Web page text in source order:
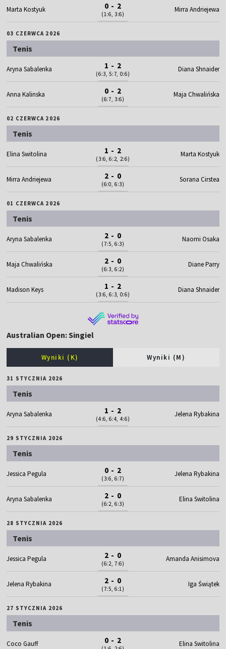
Marta Kostyuk 0 - 2
(1:6, 3:6)
Mirra Andriejewa
03 CZERWCA 2026
Tenis
Aryna Sabalenka 1 - 2
(6:3, 5:7, 0:6)
Diana Shnaider
Anna Kalinska 0 - 2
(6:7, 3:6)
Maja Chwalińska
02 CZERWCA 2026
Tenis
Elina Switolina 1 - 2
(3:6, 6:2, 2:6)
Marta Kostyuk
Mirra Andriejewa 2 - 0
(6:0, 6:3)
Sorana Cirstea
01 CZERWCA 2026
Tenis
Aryna Sabalenka 2 - 0
(7:5, 6:3)
Naomi Osaka
Maja Chwalińska 2 - 0
(6:3, 6:2)
Diane Parry
Madison Keys 1 - 2
(3:6, 6:3, 0:6)
Diana Shnaider
Australian Open: Singiel
Wyniki (K) Wyniki (M)
31 STYCZNIA 2026
Tenis
Aryna Sabalenka 1 - 2
(4:6, 6:4, 4:6)
Jelena Rybakina
29 STYCZNIA 2026
Tenis
Jessica Pegula 0 - 2
(3:6, 6:7)
Jelena Rybakina
Aryna Sabalenka 2 - 0
(6:2, 6:3)
Elina Switolina
28 STYCZNIA 2026
Tenis
Jessica Pegula 2 - 0
(6:2, 7:6)
Amanda Anisimova
Jelena Rybakina 2 - 0
(7:5, 6:1)
Iga Świątek
27 STYCZNIA 2026
Tenis
Coco Gauff 0 - 2 Elina Switolina